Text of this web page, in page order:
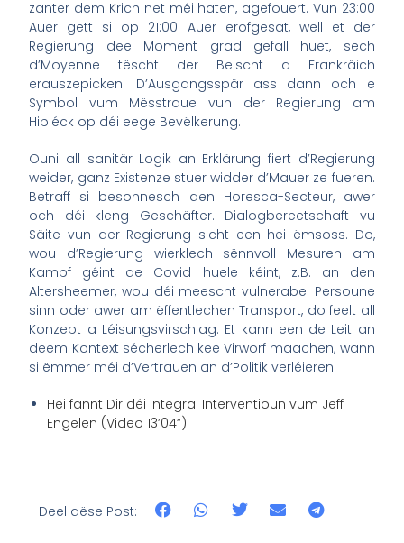
zanter dem Krich net méi haten, agefouert. Vun 23:00
Auer gëtt si op 21:00 Auer erofgesat, well et der
Regierung dee Moment grad gefall huet, sech
d’Moyenne tëscht der Belscht a Frankräich
erauszepicken. D’Ausgangsspär ass dann och e
Symbol vum Mësstraue vun der Regierung am
Hibléck op déi eege Bevëlkerung.
Ouni all sanitär Logik an Erklärung fiert d’Regierung
weider, ganz Existenze stuer widder d’Mauer ze fueren.
Betraff si besonnesch den Horesca-Secteur, awer
och déi kleng Geschäfter. Dialogbereetschaft vu
Säite vun der Regierung sicht een hei ëmsoss. Do,
wou d’Regierung wierklech sënnvoll Mesuren am
Kampf géint de Covid huele kéint, z.B. an den
Altersheemer, wou déi meescht vulnerabel Persoune
sinn oder awer am ëffentlechen Transport, do feelt all
Konzept a Léisungsvirschlag. Et kann een de Leit an
deem Kontext sécherlech kee Virworf maachen, wann
si ëmmer méi d’Vertrauen an d’Politik verléieren.
Hei fannt Dir déi integral Interventioun vum Jeff
Engelen (Video 13’04”).
Deel dëse Post: